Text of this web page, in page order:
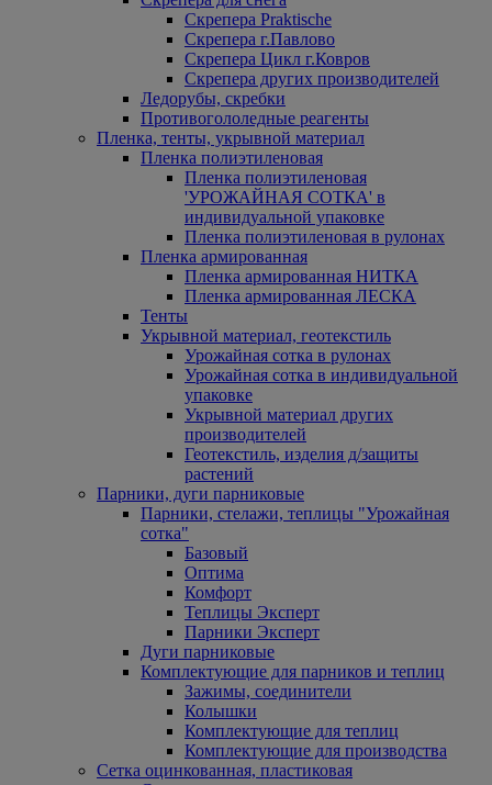
Скрепера Praktische
Скрепера г.Павлово
Скрепера Цикл г.Ковров
Скрепера других производителей
Ледорубы, скребки
Противогололедные реагенты
Пленка, тенты, укрывной материал
Пленка полиэтиленовая
Пленка полиэтиленовая
'УРОЖАЙНАЯ СОТКА' в
индивидуальной упаковке
Пленка полиэтиленовая в рулонах
Пленка армированная
Пленка армированная НИТКА
Пленка армированная ЛЕСКА
Тенты
Укрывной материал, геотекстиль
Урожайная сотка в рулонах
Урожайная сотка в индивидуальной
упаковке
Укрывной материал других
производителей
Геотекстиль, изделия д/защиты
растений
Парники, дуги парниковые
Парники, стелажи, теплицы "Урожайная
сотка"
Базовый
Оптима
Комфорт
Теплицы Эксперт
Парники Эксперт
Дуги парниковые
Комплектующие для парников и теплиц
Зажимы, соединители
Колышки
Комплектующие для теплиц
Комплектующие для производства
Сетка оцинкованная, пластиковая